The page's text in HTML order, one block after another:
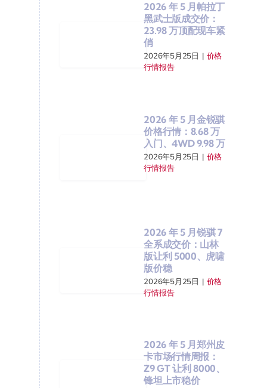
2026 年 5 月帕拉丁
黑武士版成交价：
23.98 万顶配现车紧
俏
2026年5月25日 | 价格
行情报告
2026 年 5 月金锐骐
价格行情：8.68 万
入门、4WD 9.98 万
2026年5月25日 | 价格
行情报告
2026 年 5 月锐骐 7
全系成交价：山林
版让利 5000、虎啸
版价稳
2026年5月25日 | 价格
行情报告
2026 年 5 月郑州皮
卡市场行情周报：
Z9 GT 让利 8000、
锋坦上市稳价